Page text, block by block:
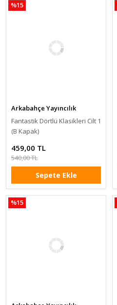
%15
Arkabahçe Yayıncılık
Fantastik Dörtlü Klasikleri Cilt 1
(B Kapak)
459,00 TL
540,00 TL
Sepete Ekle
%15